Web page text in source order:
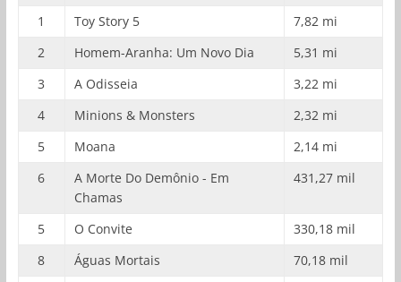
1
Toy Story 5
7,82 mi
2
Homem-Aranha: Um Novo Dia
5,31 mi
3
A Odisseia
3,22 mi
4
Minions & Monsters
2,32 mi
5
Moana
2,14 mi
6
A Morte Do Demônio - Em
Chamas
431,27 mil
5 O Convite
330,18 mil
8
Águas Mortais
70,18 mil